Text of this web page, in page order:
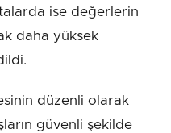
ise değerlerin
daha yüksek
düzenli olarak
güvenli şekilde